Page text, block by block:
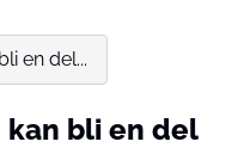
en del...
kan bli en del